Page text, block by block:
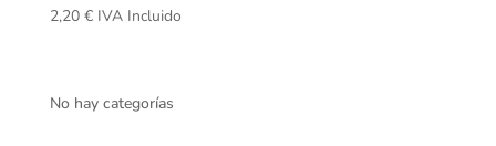
2,20 € IVA Incluido
No hay categorías